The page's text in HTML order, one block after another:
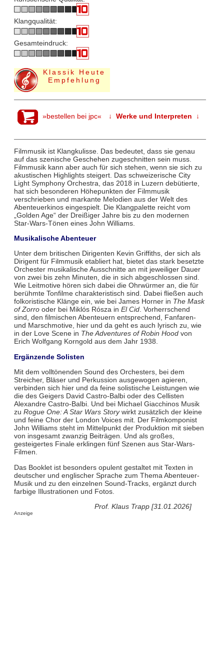
Klangqualität:
Gesamteindruck:
Klassik Heute
Empfehlung
»bestellen bei jpc« ↓ Werke und Interpreten ↓
Filmmusik ist Klangkulisse. Das bedeutet, dass sie genau
auf das szenische Geschehen zugeschnitten sein muss.
Filmmusik kann aber auch für sich stehen, wenn sie sich zu
akustischen Highlights steigert. Das schweizerische City
Light Symphony Orchestra, das 2018 in Luzern debütierte,
hat sich besonderen Höhepunkten der Filmmusik
verschrieben und markante Melodien aus der Welt des
Abenteuerkinos eingespielt. Die Klangpalette reicht vom
„Golden Age“ der Dreißiger Jahre bis zu den modernen
Star-Wars-Tönen eines John Williams.
Musikalische Abenteuer
Unter dem britischen Dirigenten Kevin Griffiths, der sich als
Dirigent für Filmmusik etabliert hat, bietet das stark besetzte
Orchester musikalische Ausschnitte an mit jeweiliger Dauer
von zwei bis zehn Minuten, die in sich abgeschlossen sind.
Wie Leitmotive hören sich dabei die Ohrwürmer an, die für
berühmte Tonfilme charakteristisch sind. Dabei fließen auch
folkoristische Klänge ein, wie bei James Horner in The Mask
of Zorrooder bei Miklós Rósza in El Cid. Vorherrschend
sind, den filmischen Abenteuern entsprechend, Fanfaren-
und Marschmotive, hier und da geht es auch lyrisch zu, wie
in der Love Scene in The Adventures of Robin Hoodvon
Erich Wolfgang Korngold aus dem Jahr 1938.
Ergänzende Solisten
Mit dem volltönenden Sound des Orchesters, bei dem
Streicher, Bläser und Perkussion ausgewogen agieren,
verbinden sich hier und da feine solistische Leistungen wie
die des Geigers David Castro-Balbi oder des Cellisten
Alexandre Castro-Balbi. Und bei Michael Giacchinos Musik
zu Rogue One: A Star Wars Storywirkt zusätzlich der kleine
und feine Chor der London Voices mit. Der Filmkomponist
John Williams steht im Mittelpunkt der Produktion mit sieben
von insgesamt zwanzig Beiträgen. Und als großes,
gesteigertes Finale erklingen fünf Szenen aus Star-Wars-
Filmen.
Das Booklet ist besonders opulent gestaltet mit Texten in
deutscher und englischer Sprache zum Thema Abenteuer-
Musik und zu den einzelnen Sound-Tracks, ergänzt durch
farbige Illustrationen und Fotos.
Prof. Klaus Trapp [31.01.2026]
Anzeige